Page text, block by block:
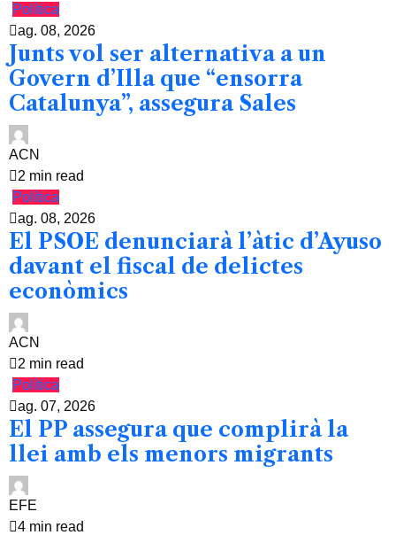
Política
ag. 08, 2026
Junts vol ser alternativa a un
Govern d’Illa que “ensorra
Catalunya”, assegura Sales
ACN
2 min read
Política
ag. 08, 2026
El PSOE denunciarà l’àtic d’Ayuso
davant el fiscal de delictes
econòmics
ACN
2 min read
Política
ag. 07, 2026
El PP assegura que complirà la
llei amb els menors migrants
EFE
4 min read